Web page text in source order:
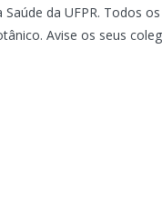
Saúde da UFPR. Todos
Avise os seus